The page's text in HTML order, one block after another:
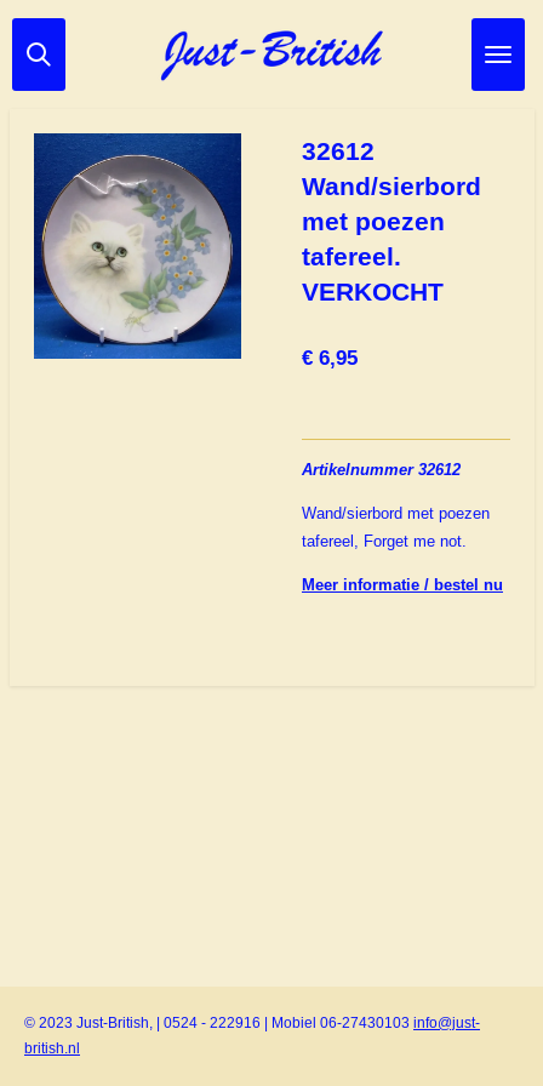
Ga
direct
hoofdinhoud
32612
Wand/sierbord
met poezen
tafereel.
VERKOCHT
€ 6,95
Artikelnummer 32612
Wand/sierbord met poezen
tafereel, Forget me not.
Meer informatie / bestel nu
© 2023 Just-British, | 0524 - 222916 | Mobiel 06-27430103 info@just-
british.nl